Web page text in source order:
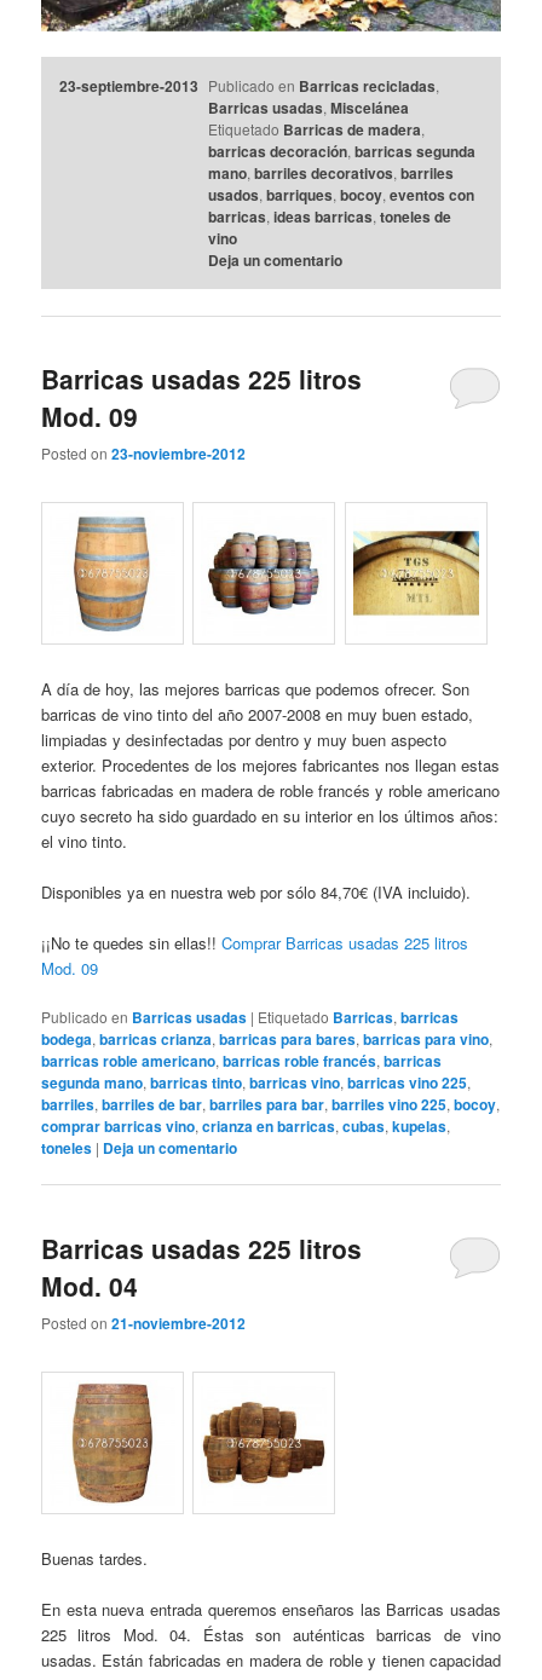
23-septiembre-2013 Publicado en Barricas recicladas,
Barricas usadas, Miscelánea
Etiquetado Barricas de madera,
barricas decoración, barricas segunda
mano, barriles decorativos, barriles
usados, barriques, bocoy, eventos con
barricas, ideas barricas, toneles de
vino
Deja un comentario
Barricas usadas 225 litros
Mod. 09
Posted on23-noviembre-2012
A día de hoy, las mejores barricas que podemos ofrecer. Son
barricas de vino tinto del año 2007-2008 en muy buen estado,
limpiadas y desinfectadas por dentro y muy buen aspecto
exterior. Procedentes de los mejores fabricantes nos llegan estas
barricas fabricadas en madera de roble francés y roble americano
cuyo secreto ha sido guardado en su interior en los últimos años:
el vino tinto.
Disponibles ya en nuestra web por sólo 84,70€ (IVA incluido).
¡¡No te quedes sin ellas!!Comprar Barricas usadas 225 litros
Mod. 09
Publicado en Barricas usadas | Etiquetado Barricas,barricas
bodega,barricas crianza,barricas para bares,barricas para vino,
barricas roble americano,barricas roble francés,barricas
segunda mano,barricas tinto,barricas vino,barricas vino 225,
barriles,barriles de bar,barriles para bar,barriles vino 225,bocoy,
comprar barricas vino,crianza en barricas,cubas,kupelas,
toneles | Deja un comentario
Barricas usadas 225 litros
Mod. 04
Posted on21-noviembre-2012
Buenas tardes.
En esta nueva entrada queremos enseñaros las Barricas usadas
225 litros Mod. 04. Éstas son auténticas barricas de vino
usadas. Están fabricadas en madera de roble y tienen capacidad